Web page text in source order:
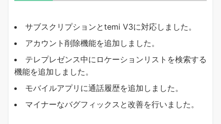
サブスクリプションとtemi V3に対応しました。
アカウント削除機能を追加しました。
テレプレゼンス中にロケーションリストを検索する
機能を追加しました。
モバイルアプリに通話履歴を追加しました。
マイナーなバグフィックスと改善を行いました。